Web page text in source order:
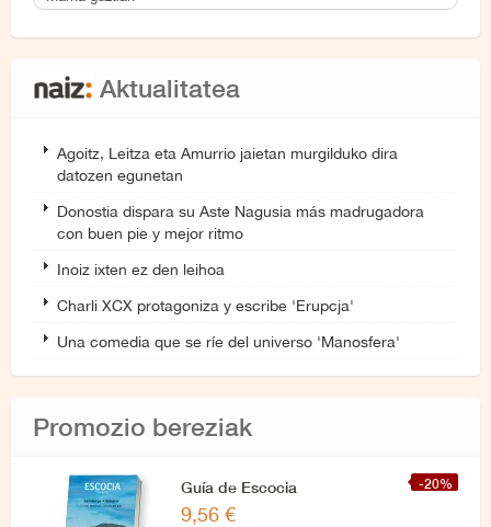
Aktualitatea
Agoitz, Leitza eta Amurrio jaietan murgilduko dira
datozen egunetan
Donostia dispara su Aste Nagusia más madrugadora
con buen pie y mejor ritmo
Inoiz ixten ez den leihoa
Charli XCX protagoniza y escribe 'Erupcja'
Una comedia que se ríe del universo 'Manosfera'
Promozio bereziak
-20%
Guía de Escocia
9,56 €